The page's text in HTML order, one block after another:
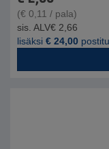
(€ 0,11 / pala)
sis. ALV€ 2,66
lisäksi € 24,00